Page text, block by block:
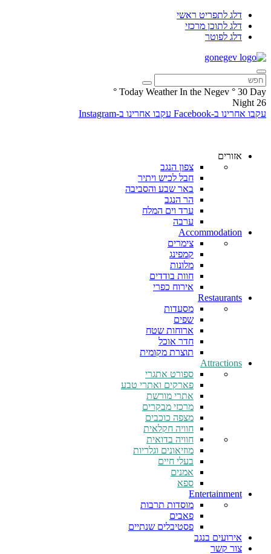
דלג לתפריט ראשי
דלג לתוכן מרכזי
דלג לפוטר
Today Weather In the Negev ° 30 Day
°
26
Night
עקבו אחרינו ב-Facebook
עקבו אחרינו ב-Instagram
אזורים
צפון הנגב
חבל לכיש ויתיר
באר שבע והסביבה
הר הנגב
ערד וים המלח
ערבה
Accommodation
צימרים
קמפינג
מלונות
חוות בודדים
אירוח כפרי
Restaurants
מסעדות
שפים
ארוחות שטח
חדר אוכל
תוצרת מקומית
Attractions
ספורט אתגרי
פארקים ואתרי טבע
אתרי מורשת
מרכזי מבקרים
מצפה כוכבים
חוויה חקלאית
חוויה בדואית
מוזיאונים וגלריות
בעלי חיים
אמנים
ספא
Entertainment
מוסדות תרבות
פאבים
פסטיבלים שנתיים
אירועים בנגב
צור קשר